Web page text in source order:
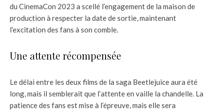
du CinemaCon 2023 a scellé l’engagement de la maison de
production à respecter la date de sortie, maintenant
l’excitation des fans à son comble.
Une attente récompensée
Le délai entre les deux films de la saga Beetlejuice aura été
long, mais il semblerait que l’attente en vaille la chandelle. La
patience des fans est mise à l’épreuve, mais elle sera